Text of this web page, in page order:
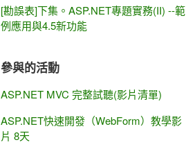
[勘誤表]下集。ASP.NET專題實務(II) --範
例應用與4.5新功能
參與的活動
ASP.NET MVC 完整試聽(影片清單)
ASP.NET快速開發（WebForm）教學影
片 8天